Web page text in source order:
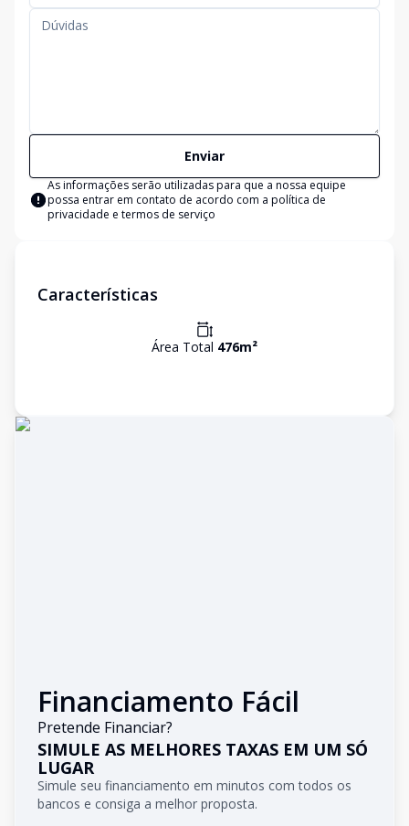
Enviar
As informações serão utilizadas para que a nossa equipe
possa entrar em contato de acordo com a política de
privacidade e termos de serviço
Características
Área Total 476m²
Financiamento Fácil
Pretende Financiar?
SIMULE AS MELHORES TAXAS EM UM SÓ
LUGAR
Simule seu financiamento em minutos com todos os
bancos e consiga a melhor proposta.